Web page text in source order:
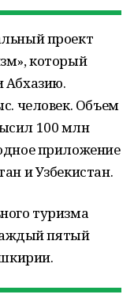
проект
который
Абхазию.
человек. Объем
100 млн
приложение
и Узбекистан.
туризма
пятый